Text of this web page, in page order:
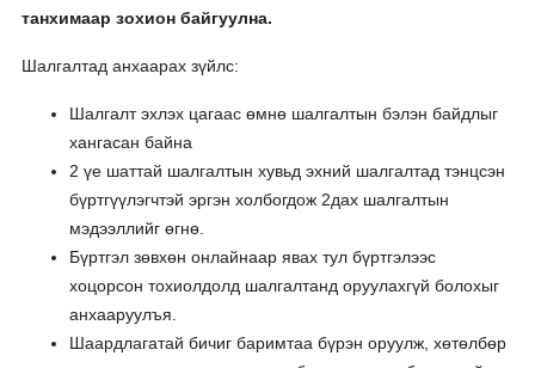
танхимаар зохион байгуулна.
Шалгалтад анхаарах зүйлс:
Шалгалт эхлэх цагаас өмнө шалгалтын бэлэн байдлыг
хангасан байна
2 үе шаттай шалгалтын хувьд эхний шалгалтад тэнцсэн
бүртгүүлэгчтэй эргэн холбогдож 2дах шалгалтын
мэдээллийг өгнө.
Бүртгэл зөвхөн онлайнаар явах тул бүртгэлээс
хоцорсон тохиолдолд шалгалтанд оруулахгүй болохыг
анхааруулъя.
Шаардлагатай бичиг баримтаа бүрэн оруулж, хөтөлбөр